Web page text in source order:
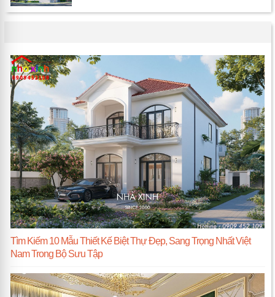
Tìm Kiếm 10 Mẫu Thiết Kế Biệt Thự Đẹp, Sang Trọng Nhất Việt
Nam Trong Bộ Sưu Tập